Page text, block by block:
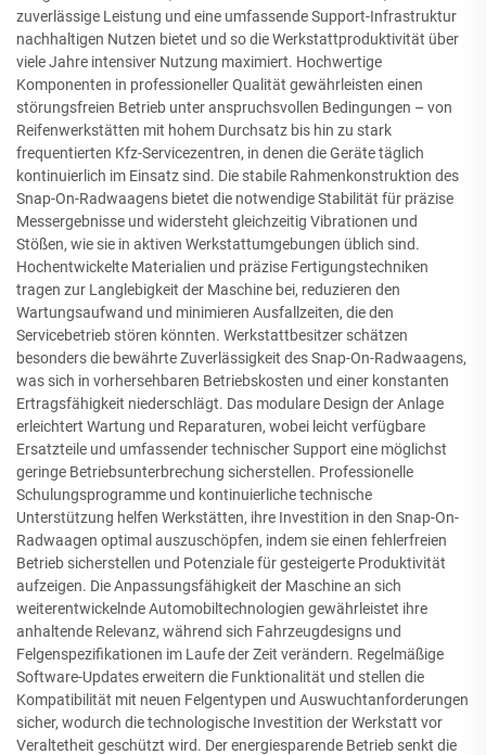
zuverlässige Leistung und eine umfassende Support-Infrastruktur
nachhaltigen Nutzen bietet und so die Werkstattproduktivität über
viele Jahre intensiver Nutzung maximiert. Hochwertige
Komponenten in professioneller Qualität gewährleisten einen
störungsfreien Betrieb unter anspruchsvollen Bedingungen – von
Reifenwerkstätten mit hohem Durchsatz bis hin zu stark
frequentierten Kfz-Servicezentren, in denen die Geräte täglich
kontinuierlich im Einsatz sind. Die stabile Rahmenkonstruktion des
Snap-On-Radwaagens bietet die notwendige Stabilität für präzise
Messergebnisse und widersteht gleichzeitig Vibrationen und
Stößen, wie sie in aktiven Werkstattumgebungen üblich sind.
Hochentwickelte Materialien und präzise Fertigungstechniken
tragen zur Langlebigkeit der Maschine bei, reduzieren den
Wartungsaufwand und minimieren Ausfallzeiten, die den
Servicebetrieb stören könnten. Werkstattbesitzer schätzen
besonders die bewährte Zuverlässigkeit des Snap-On-Radwaagens,
was sich in vorhersehbaren Betriebskosten und einer konstanten
Ertragsfähigkeit niederschlägt. Das modulare Design der Anlage
erleichtert Wartung und Reparaturen, wobei leicht verfügbare
Ersatzteile und umfassender technischer Support eine möglichst
geringe Betriebsunterbrechung sicherstellen. Professionelle
Schulungsprogramme und kontinuierliche technische
Unterstützung helfen Werkstätten, ihre Investition in den Snap-On-
Radwaagen optimal auszuschöpfen, indem sie einen fehlerfreien
Betrieb sicherstellen und Potenziale für gesteigerte Produktivität
aufzeigen. Die Anpassungsfähigkeit der Maschine an sich
weiterentwickelnde Automobiltechnologien gewährleistet ihre
anhaltende Relevanz, während sich Fahrzeugdesigns und
Felgenspezifikationen im Laufe der Zeit verändern. Regelmäßige
Software-Updates erweitern die Funktionalität und stellen die
Kompatibilität mit neuen Felgentypen und Auswuchtanforderungen
sicher, wodurch die technologische Investition der Werkstatt vor
Veraltetheit geschützt wird. Der energiesparende Betrieb senkt die